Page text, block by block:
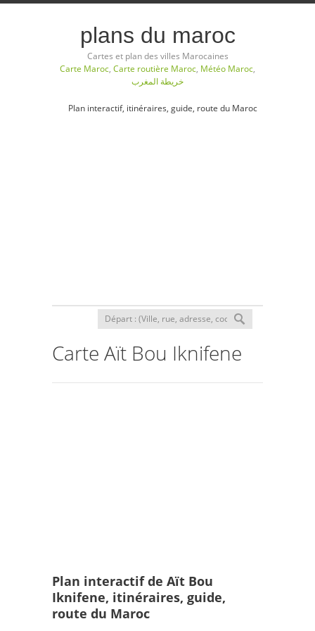
plans du maroc
Cartes et plan des villes Marocaines
Carte Maroc, Carte routière Maroc, Météo Maroc,
خريطة المغرب
Plan interactif, itinéraires, guide, route du Maroc
Carte Aït Bou Iknifene
Plan interactif de Aït Bou
Iknifene, itinéraires, guide,
route du Maroc